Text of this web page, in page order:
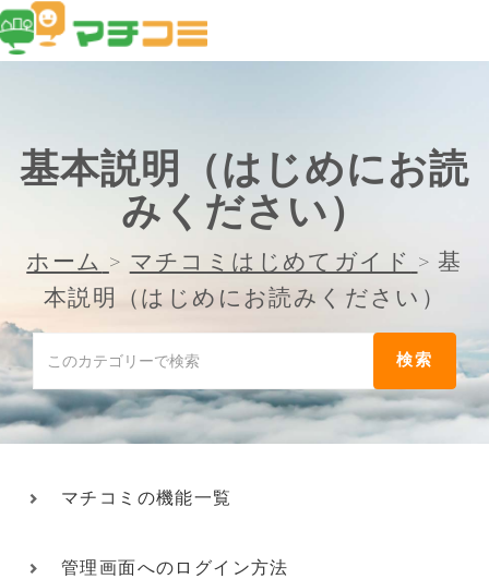
基本説明（はじめにお読
みください）
ホーム > マチコミはじめてガイド > 基
本説明（はじめにお読みください）
マチコミの機能一覧
管理画面へのログイン方法